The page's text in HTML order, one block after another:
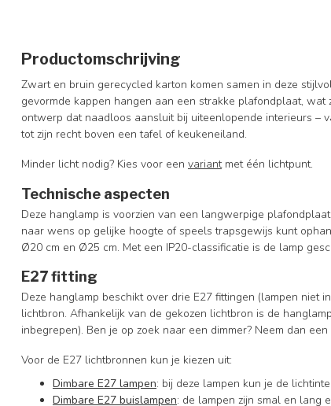
Productomschrijving
Zwart en bruin gerecycled karton komen samen in deze
gevormde kappen hangen aan een strakke plafondplaat,
ontwerp dat naadloos aansluit bij uiteenlopende interieurs –
tot zijn recht boven een tafel of keukeneiland.
Minder licht nodig? Kies voor een variantmet één lichtpunt.
Technische aspecten
Deze hanglamp is voorzien van een langwerpige
naar wens op gelijke hoogte of speels trapsgewijs kunt
Ø20 cm en Ø25 cm. Met een IP20-classificatie is de lamp
E27 fitting
Deze hanglamp beschikt over drie E27 fittingen (lampen niet
lichtbron. Afhankelijk van de gekozen lichtbron is de
inbegrepen). Ben je op zoek naar een dimmer? Neem dan een
Voor de E27 lichtbronnen kun je kiezen uit:
Dimbare E27 lampen: bij deze lampen kun je de
Dimbare E27 buislampen: de lampen zijn smal en lang